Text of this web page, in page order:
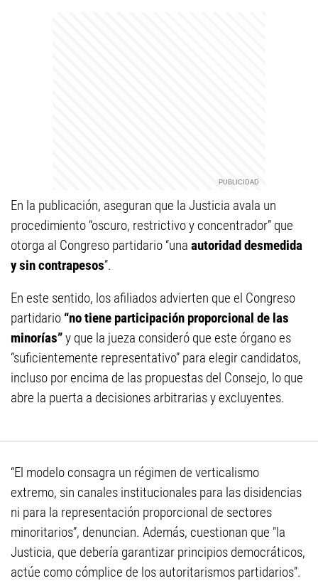
En la publicación, aseguran que la Justicia avala un
procedimiento “oscuro, restrictivo y concentrador” que
otorga al Congreso partidario “una autoridad desmedida
y sin contrapesos”.
En este sentido, los afiliados advierten que el Congreso
partidario “no tiene participación proporcional de las
minorías”y que la jueza consideró que este órgano es
“suficientemente representativo” para elegir candidatos,
incluso por encima de las propuestas del Consejo, lo que
abre la puerta a decisiones arbitrarias y excluyentes.
“El modelo consagra un régimen de verticalismo
extremo, sin canales institucionales para las disidencias
ni para la representación proporcional de sectores
minoritarios”, denuncian. Además, cuestionan que "la
Justicia, que debería garantizar principios democráticos,
actúe como cómplice de los autoritarismos partidarios”.